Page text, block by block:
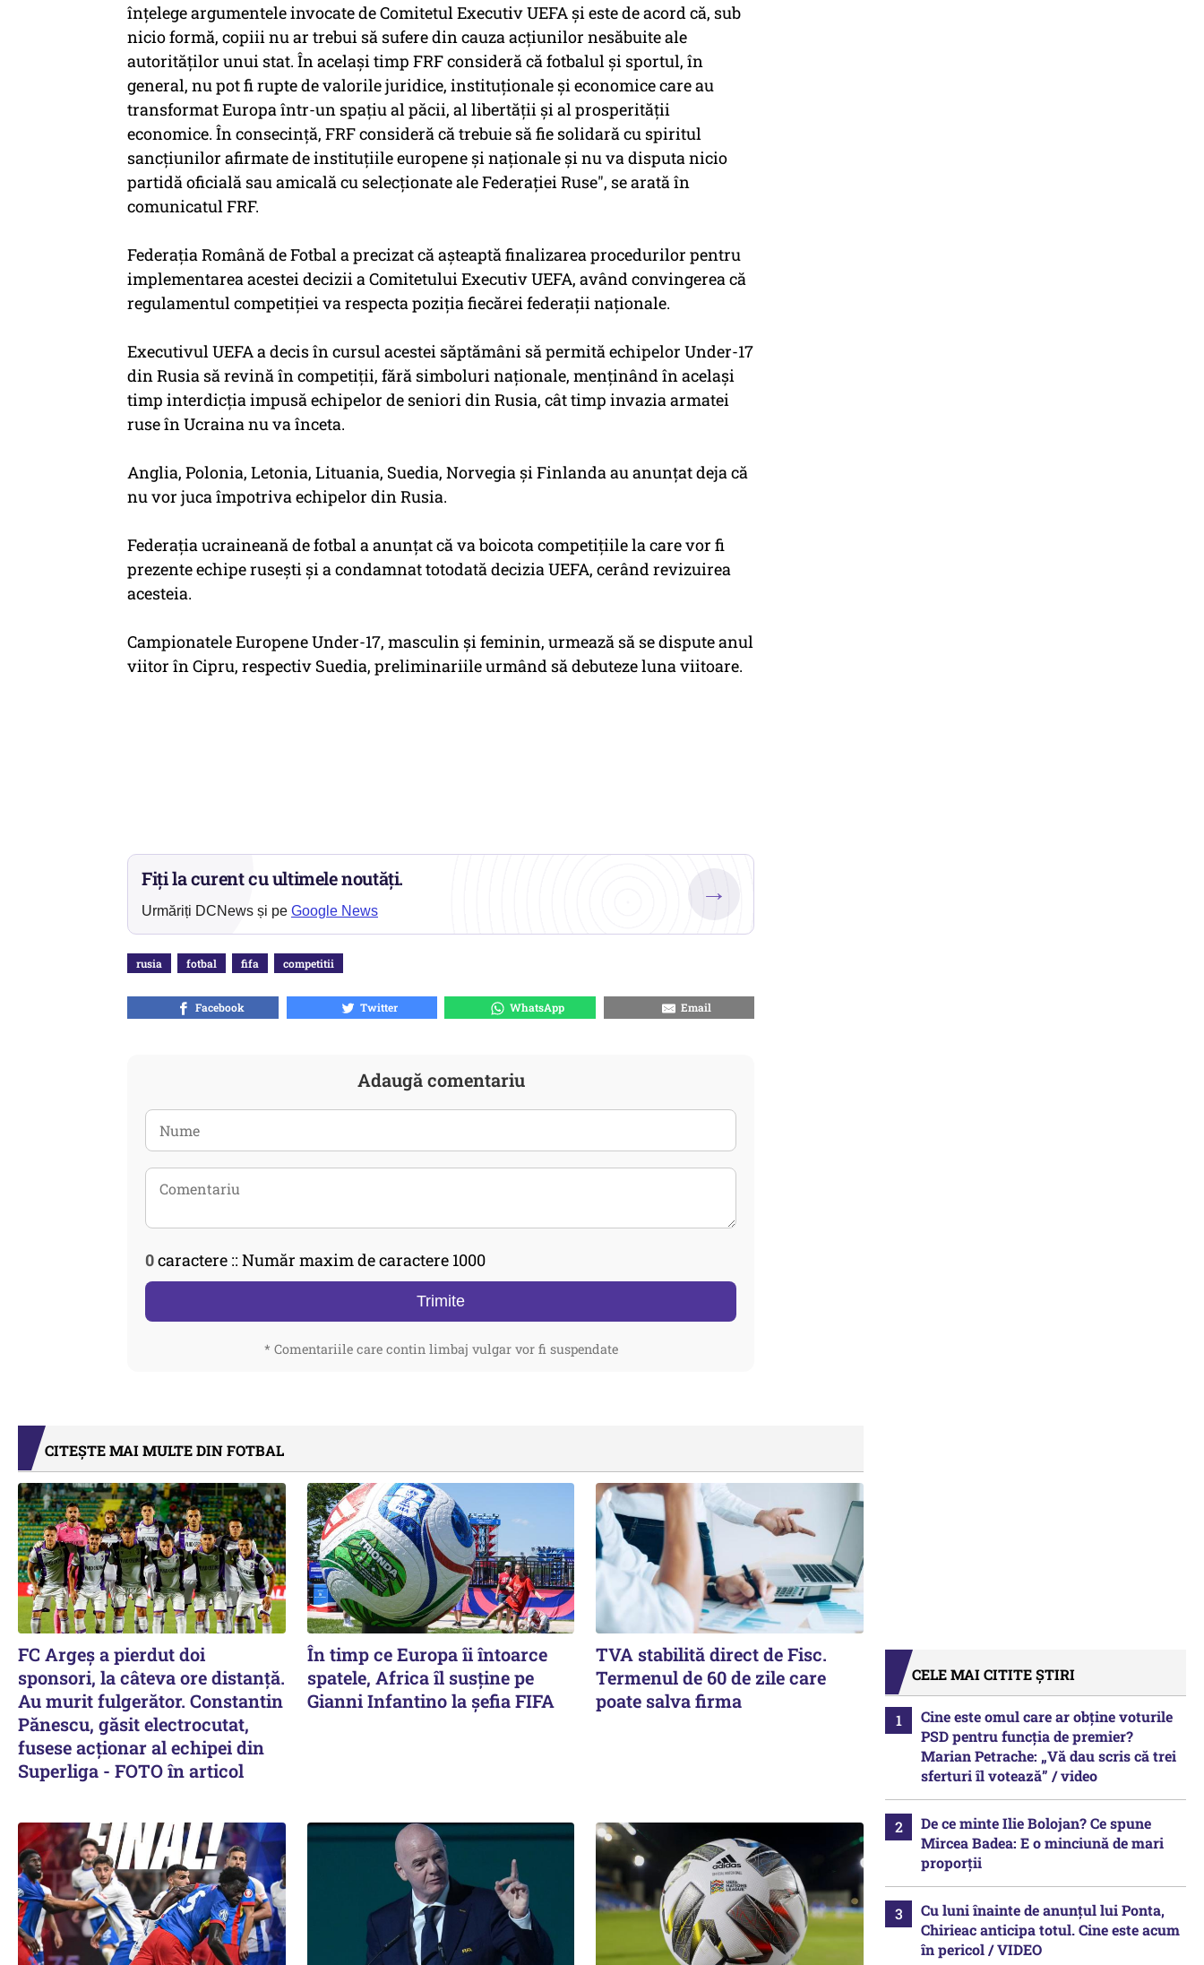
înţelege argumentele invocate de Comitetul Executiv UEFA şi este de acord că, sub
nicio formă, copiii nu ar trebui să sufere din cauza acţiunilor nesăbuite ale
autorităţilor unui stat. În acelaşi timp FRF consideră că fotbalul şi sportul, în
general, nu pot fi rupte de valorile juridice, instituţionale şi economice care au
transformat Europa într-un spaţiu al păcii, al libertăţii şi al prosperităţii
economice. În consecinţă, FRF consideră că trebuie să fie solidară cu spiritul
sancţiunilor afirmate de instituţiile europene şi naţionale şi nu va disputa nicio
partidă oficială sau amicală cu selecţionate ale Federaţiei Ruse", se arată în
comunicatul FRF.
Federaţia Română de Fotbal a precizat că aşteaptă finalizarea procedurilor pentru
implementarea acestei decizii a Comitetului Executiv UEFA, având convingerea că
regulamentul competiţiei va respecta poziţia fiecărei federaţii naţionale.
Executivul UEFA a decis în cursul acestei săptămâni să permită echipelor Under-17
din Rusia să revină în competiţii, fără simboluri naţionale, menţinând în acelaşi
timp interdicţia impusă echipelor de seniori din Rusia, cât timp invazia armatei
ruse în Ucraina nu va înceta.
Anglia, Polonia, Letonia, Lituania, Suedia, Norvegia şi Finlanda au anunţat deja că
nu vor juca împotriva echipelor din Rusia.
Federaţia ucraineană de fotbal a anunţat că va boicota competiţiile la care vor fi
prezente echipe ruseşti şi a condamnat totodată decizia UEFA, cerând revizuirea
acesteia.
Campionatele Europene Under-17, masculin şi feminin, urmează să se dispute anul
viitor în Cipru, respectiv Suedia, preliminariile urmând să debuteze luna viitoare.
Fiți la curent cu ultimele noutăți.
Urmăriți DCNews și pe Google News
→
rusia fotbal fifa competitii
Facebook Twitter WhatsApp Email
Adaugă comentariu
0caractere :: Număr maxim de caractere 1000
Trimite
* Comentariile care contin limbaj vulgar vor fi suspendate
CITEȘTE MAI MULTE DIN FOTBAL
FC Argeș a pierdut doi
sponsori, la câteva ore distanță.
Au murit fulgerător. Constantin
Pănescu, găsit electrocutat,
fusese acționar al echipei din
Superliga - FOTO în articol
În timp ce Europa îi întoarce
spatele, Africa îl susține pe
Gianni Infantino la șefia FIFA
TVA stabilită direct de Fisc.
Termenul de 60 de zile care
poate salva firma
CELE MAI CITITE ȘTIRI
Cine este omul care ar obține voturile
PSD pentru funcția de premier?
Marian Petrache: „Vă dau scris că trei
sferturi îl votează” / video
De ce minte Ilie Bolojan? Ce spune
Mircea Badea: E o minciună de mari
proporții
Cu luni înainte de anunțul lui Ponta,
Chirieac anticipa totul. Cine este acum
în pericol / VIDEO